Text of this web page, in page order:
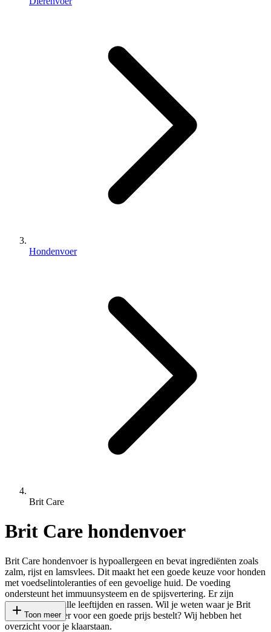
Hondenvoer
Brit Care
Brit Care hondenvoer
Brit Care hondenvoer is hypoallergeen en bevat ingrediënten zoals
zalm, rijst en lamsvlees. Dit maakt het een goede keuze voor honden
met voedselintoleranties of een gevoelige huid. De voeding
ondersteunt het immuunsysteem en de spijsvertering. Er zijn
varianten voor alle leeftijden en rassen. Wil je weten waar je Brit
Care hondenvoer voor een goede prijs bestelt? Wij hebben het
overzicht voor je klaarstaan.
Toon meer